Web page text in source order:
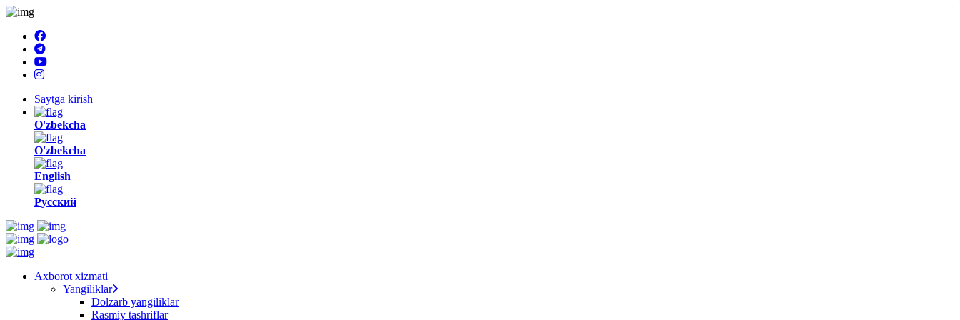
Saytga kirish
O'zbekcha
O'zbekcha
English
Русский
Axborot xizmati
Yangiliklar
Dolzarb yangiliklar
Rasmiy tashriflar